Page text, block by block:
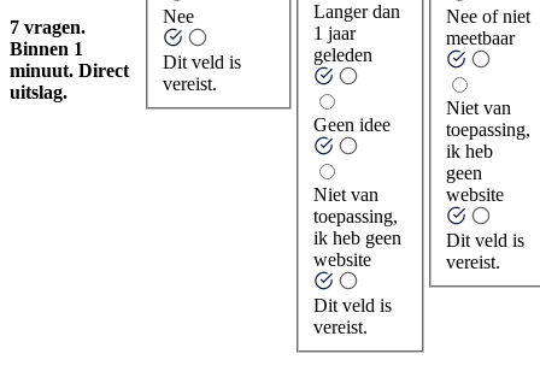
7 vragen.
Binnen 1
minuut. Direct
uitslag.
Nee
Dit veld is
vereist.
Langer dan
1 jaar
geleden
Geen idee
Niet van
toepassing,
ik heb geen
website
Dit veld is
vereist.
Nee of niet
meetbaar
Niet van
toepassing,
ik heb
geen
website
Dit veld is
vereist.